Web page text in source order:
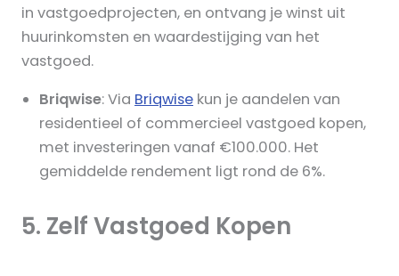
in vastgoedprojecten, en ontvang je winst uit
huurinkomsten en waardestijging van het
vastgoed.
Briqwise: Via Briqwise kun je aandelen van
residentieel of commercieel vastgoed kopen,
met investeringen vanaf €100.000. Het
gemiddelde rendement ligt rond de 6%.
5. Zelf Vastgoed Kopen